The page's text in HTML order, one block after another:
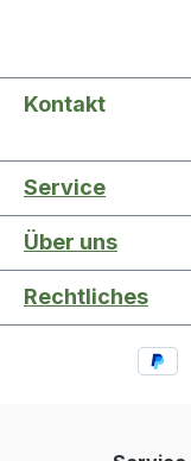
Kontakt
Service
Über uns
Rechtliches